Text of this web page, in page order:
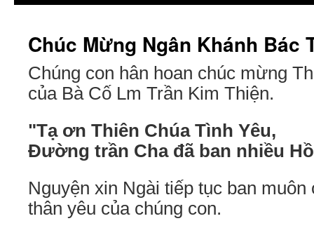
Chúc Mừng Ngân Khánh Bác
Chúng con hân hoan chúc mừng
của Bà Cố Lm Trần Kim Thiện.
"Tạ ơn Thiên Chúa Tình Yêu,
Đường trần Cha đã ban nhiều
Nguyện xin Ngài tiếp tục ban
thân yêu của chúng con.